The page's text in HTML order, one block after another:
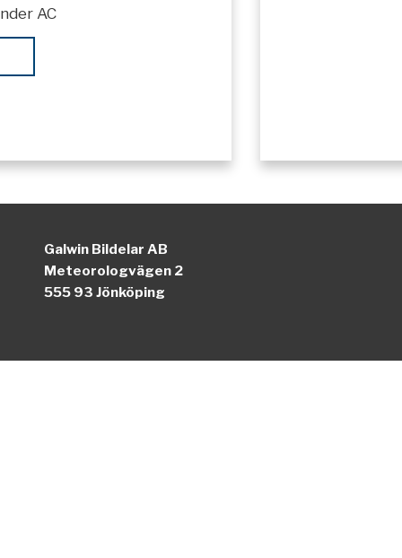
AC
Galwin Bildelar AB
Meteorologvägen 2
555 93 Jönköping